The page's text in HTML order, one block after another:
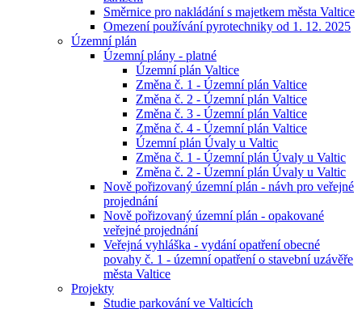
Směrnice pro nakládání s majetkem města Valtice
Omezení používání pyrotechniky od 1. 12. 2025
Územní plán
Územní plány - platné
Územní plán Valtice
Změna č. 1 - Územní plán Valtice
Změna č. 2 - Územní plán Valtice
Změna č. 3 - Územní plán Valtice
Změna č. 4 - Územní plán Valtice
Územní plán Úvaly u Valtic
Změna č. 1 - Územní plán Úvaly u Valtic
Změna č. 2 - Územní plán Úvaly u Valtic
Nově pořizovaný územní plán - návh pro veřejné
projednání
Nově pořizovaný územní plán - opakované
veřejné projednání
Veřejná vyhláška - vydání opatření obecné
povahy č. 1 - územní opatření o stavební uzávěře
města Valtice
Projekty
Studie parkování ve Valticích